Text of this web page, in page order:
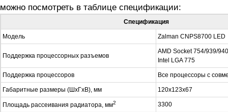
можно посмотреть в таблице спецификации:
Спецификация
Модель Zalman CNPS8700 LED
Поддержка процессорных разъемов
AMD Socket 754/939/
Intel LGA 775
Поддержка процессоров Все процессоры с
Габаритные размеры (ШхГхВ), мм 120x123x67
Площадь рассеивания радиатора, мм2 3300